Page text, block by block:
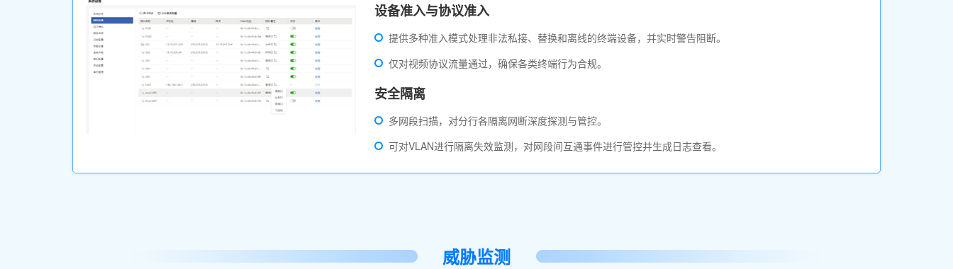
设备准入与协议准入
提供多种准入模式处理非法私接、替换和离线的终端设备，并实时警告阻断。
仅对视频协议流量通过，确保各类终端行为合规。
安全隔离
多网段扫描，对分行各隔离网断深度探测与管控。
可对VLAN进行隔离失效监测，对网段间互通事件进行管控并生成日志查看。
威胁监测